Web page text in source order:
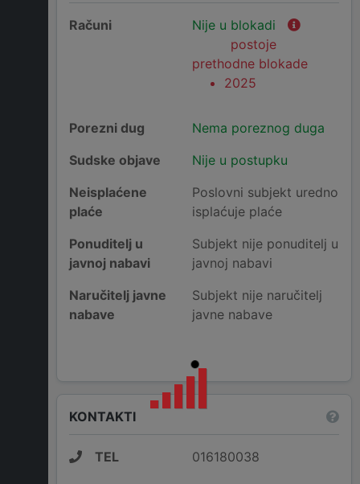
Računi
Nije u blokadi
postoje
prethodne blokade
2025
Porezni dug
Nema poreznog duga
Sudske objave
Nije u postupku
Neisplaćene
plaće
Poslovni subjekt uredno
isplaćuje plaće
Ponuditelj u
javnoj nabavi
Subjekt nije ponuditelj u
javnoj nabavi
Naručitelj javne
nabave
Subjekt nije naručitelj
javne nabave
KONTAKTI
TEL 016180038